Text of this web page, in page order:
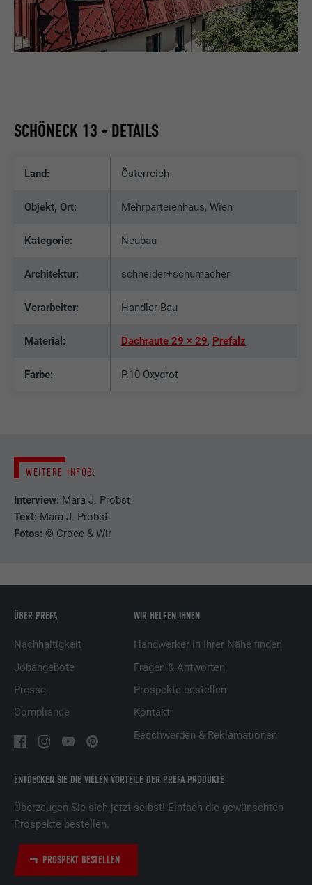
SCHÖNECK 13 - DETAILS
Land: Österreich
Objekt, Ort: Mehrparteienhaus, Wien
Kategorie: Neubau
Architektur: schneider+schumacher
Verarbeiter: Handler Bau
Material: Dachraute 29 × 29, Prefalz
Farbe: P.10 Oxydrot
WEITERE INFOS:
Interview: Mara J. Probst
Text: Mara J. Probst
Fotos: © Croce & Wir
ENTDECKEN SIE DIE VIELEN VORTEILE DER PREFA PRODUKTE
Überzeugen Sie sich jetzt selbst! Einfach die gewünschten
Prospekte bestellen.
PROSPEKT BESTELLEN
ÜBER PREFA
Nachhaltigkeit
Jobangebote
Presse
Compliance
WIR HELFEN IHNEN
Handwerker in Ihrer Nähe finden
Fragen & Antworten
Prospekte bestellen
Kontakt
Beschwerden & Reklamationen
Zweck
Wird verwendet, um sicherzustellen, dass
das SameSite-Attribut für alle Cookies in
diesem Browser korrekt ist.
Zweck
Wird von Facebook genutzt, um eine Reihe
Beispiel Echtzeitgebote dritter
Name
Anbieter Facebook
Laufzeit
von Werbeprodukten anzuzeigen, zum
Name
Laufzeit 1 Jahr
Webseite nach der Anzeige oder dem
zu registrieren und zu melden, mit dem
Werbung und der Anzeige zielgerichteter
Name _pin_unauth
Anbieter Pinterest
Zweck
Wird von Pinterest verwendet, um die
Name __cfduid